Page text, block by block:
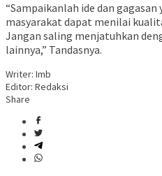
“Sampaikanlah ide dan
masyarakat dapat menilai
Jangan saling menjatuhkan
lainnya,” Tandasnya.
Writer: Imb
Editor: Redaksi
Share